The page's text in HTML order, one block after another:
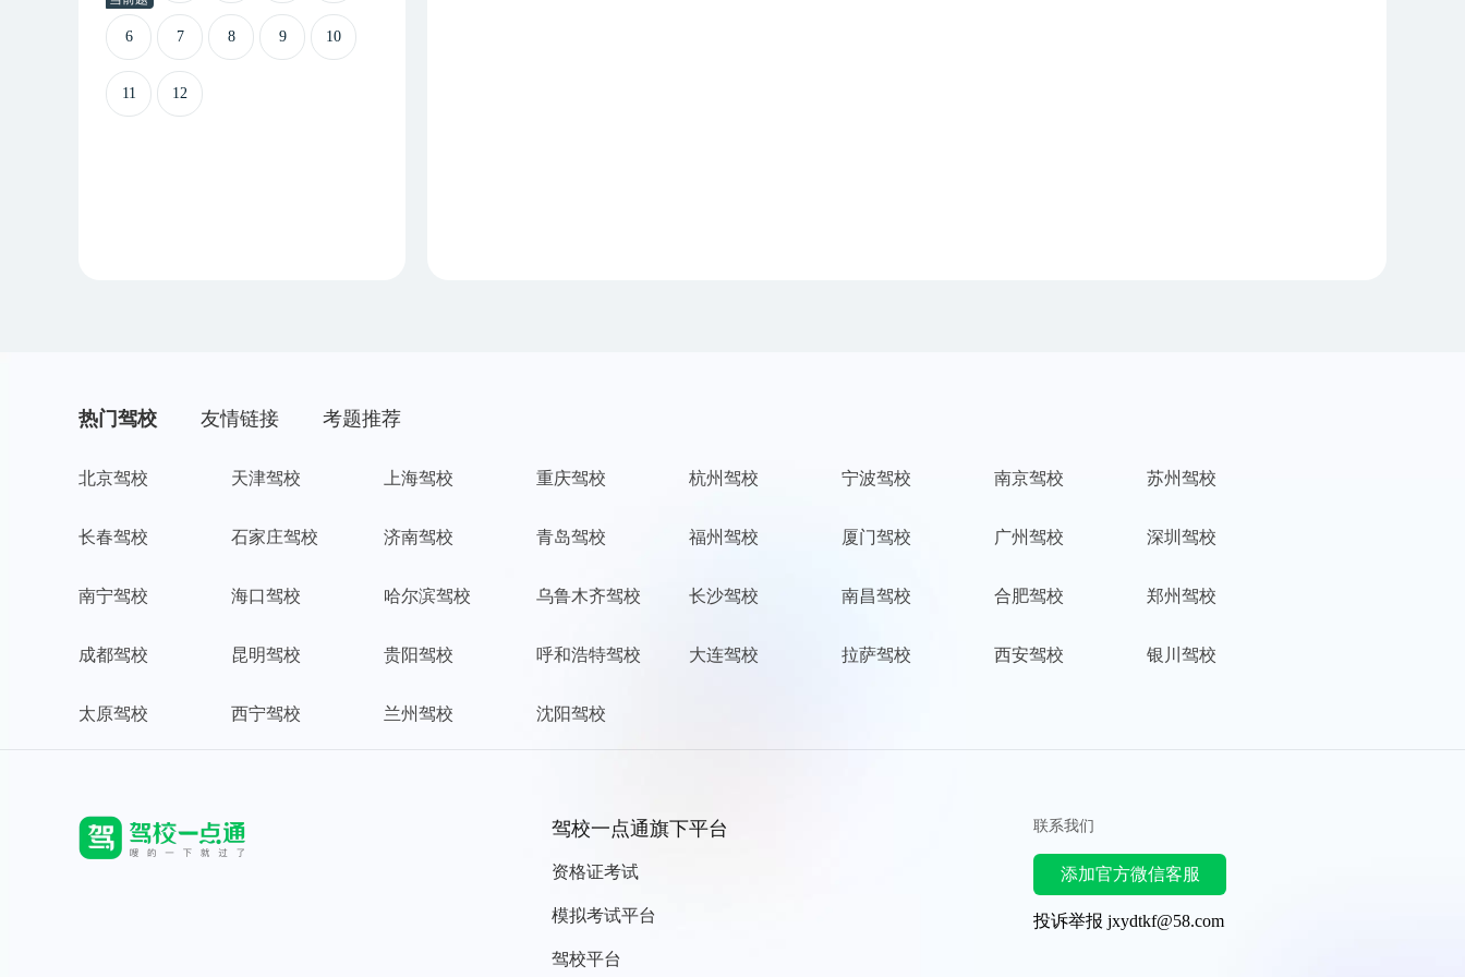
6 7 8 9 10
11 12
热门驾校 友情链接 考题推荐
北京驾校 天津驾校 上海驾校 重庆驾校 杭州驾校 宁波驾校 南京驾校 苏州驾校
长春驾校 石家庄驾校 济南驾校 青岛驾校 福州驾校 厦门驾校 广州驾校 深圳驾校
南宁驾校 海口驾校 哈尔滨驾校 乌鲁木齐驾校 长沙驾校 南昌驾校 合肥驾校 郑州驾校
成都驾校 昆明驾校 贵阳驾校 呼和浩特驾校 大连驾校 拉萨驾校 西安驾校 银川驾校
太原驾校 西宁驾校 兰州驾校 沈阳驾校
驾校一点通旗下平台
资格证考试
模拟考试平台
驾校平台
联系我们
添加官方微信客服
投诉举报 jxydtkf@58.com